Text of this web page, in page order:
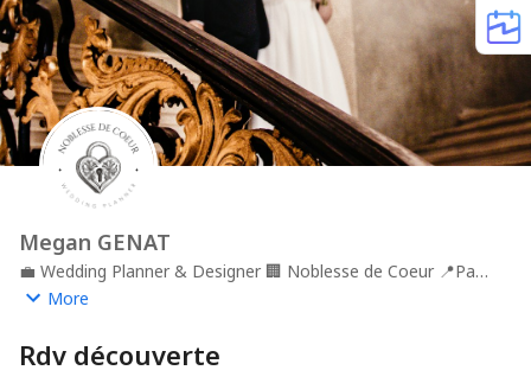
Megan GENAT
💼 Wedding Planner & Designer 🏢 Noblesse de Coeur 📍Pau,
Pyrénées-Atlantiques, FRANCE
More
Rdv découverte